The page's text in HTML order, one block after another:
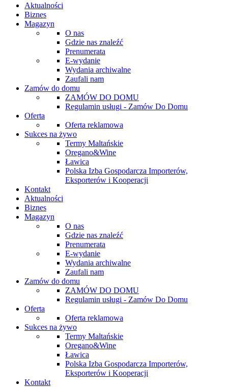
Aktualności
Biznes
Magazyn
O nas
Gdzie nas znaleźć
Prenumerata
E-wydanie
Wydania archiwalne
Zaufali nam
Zamów do domu
ZAMÓW DO DOMU
Regulamin usługi - Zamów Do Domu
Oferta
Oferta reklamowa
Sukces na żywo
Termy Maltańskie
Oregano&Wine
Ławica
Polska Izba Gospodarcza Importerów,
Eksporterów i Kooperacji
Kontakt
Aktualności
Biznes
Magazyn
O nas
Gdzie nas znaleźć
Prenumerata
E-wydanie
Wydania archiwalne
Zaufali nam
Zamów do domu
ZAMÓW DO DOMU
Regulamin usługi - Zamów Do Domu
Oferta
Oferta reklamowa
Sukces na żywo
Termy Maltańskie
Oregano&Wine
Ławica
Polska Izba Gospodarcza Importerów,
Eksporterów i Kooperacji
Kontakt